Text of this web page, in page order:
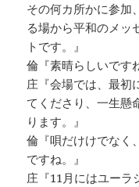
その何カ所かに参加
る場から平和のメッ
トです。』
倫『素晴らしいです
庄『会場では、最初
てくださり、一生懸
ります。』
倫『唄だけけでなく
ですね。』
庄『11月にはユーラ